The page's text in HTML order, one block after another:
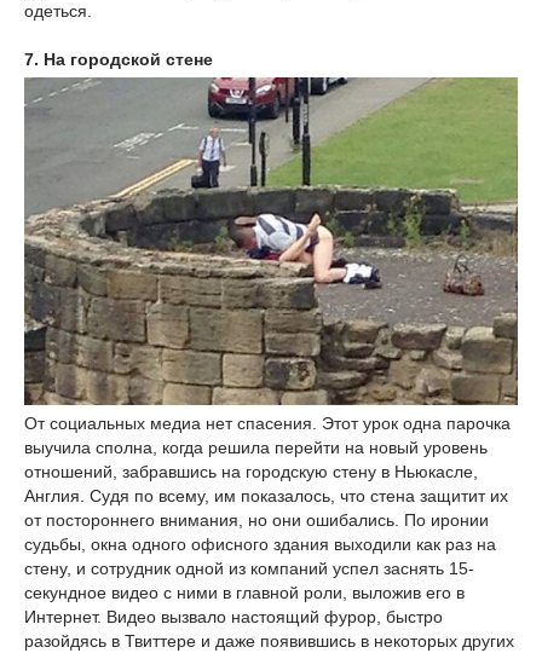
одеться.
7. На городской стене
От социальных медиа нет спасения. Этот урок одна парочка
выучила сполна, когда решила перейти на новый уровень
отношений, забравшись на городскую стену в Ньюкасле,
Англия. Судя по всему, им показалось, что стена защитит их
от постороннего внимания, но они ошибались. По иронии
судьбы, окна одного офисного здания выходили как раз на
стену, и сотрудник одной из компаний успел заснять 15-
секундное видео с ними в главной роли, выложив его в
Интернет. Видео вызвало настоящий фурор, быстро
разойдясь в Твиттере и даже появившись в некоторых других